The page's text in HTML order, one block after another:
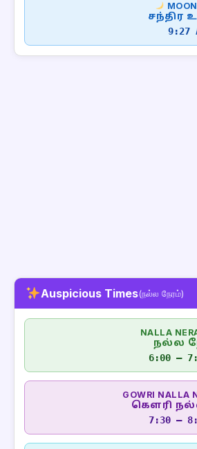
சந்திர
9:27
Auspicious Times(நல்ல நேரம்)
NALLA
நல்ல
6:00 –
GOWRI NALLA
கௌரி
7:30 –